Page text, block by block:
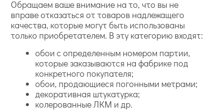
Обращаем ваше внимание на то, что вы не
вправе отказаться от товаров надлежащего
качества, которые могут быть использованы
только приобретателем. В эту категорию входят:
обои с определенным номером партии,
которые заказываются на фабрике под
конкретного покупателя;
обои, продающиеся погонными метрами;
декоративная штукатурка;
колерованные ЛКМ и др.